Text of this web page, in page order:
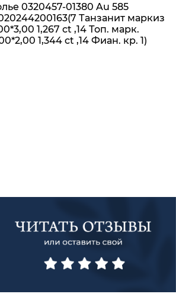
0320457-01380 Au 585
Танзанит маркиз
1,267 ct ,14 Топ. марк.
1,344 ct ,14 Фиан. кр. 1)